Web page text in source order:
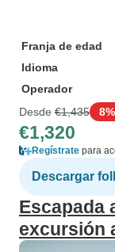
Franja de edad
Idioma
Operador
Desde €1,435
€1,320
Regístrate para
Descargar
Escapada
excursión